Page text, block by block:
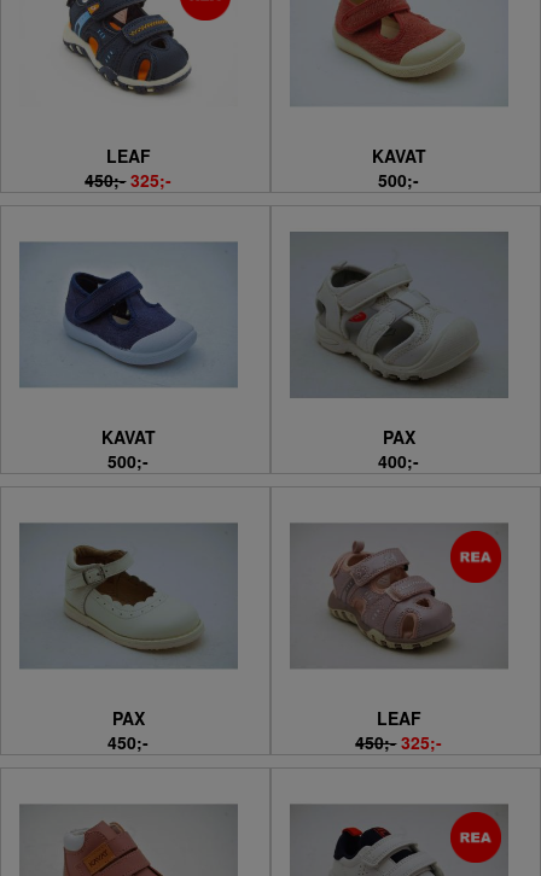
LEAF
450;- 325;-
KAVAT
500;-
KAVAT
500;-
PAX
400;-
PAX
450;-
LEAF
450;- 325;-